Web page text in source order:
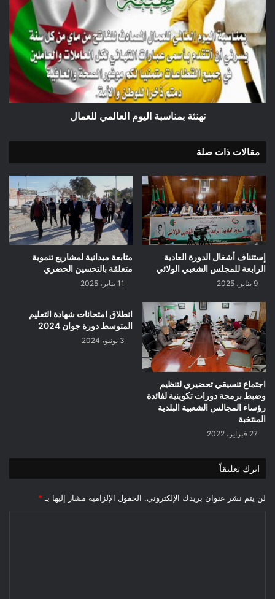
بمناسبة
اليوم
العالمي
للعمال
تهنئة بمناسبة اليوم العالمي للعمال
مقالات ذات صلة
إستئناف أشغال الدورة العادية
الرابعة للمجلس الشعبي الولائي
9 يناير، 2025
متابعة ميدانية لمشاريع تنموية
متعلقة بالتحسين الحضري
11 يناير، 2025
اجتماع تنسيقي تحضيري لتنظيم
وضبط برمجة دورات تكوينية لفائدة
رؤساء المجالس الشعبية البلدية
المنتخبة
27 فبراير، 2022
انطلاق امتحانات شهادة التعليم
المتوسط دورة جوان 2024
3 يونيو، 2024
اترك تعليقاً
لن يتم نشر عنوان بريدك الإلكتروني. الحقول الإلزامية مشار إليها بـ *